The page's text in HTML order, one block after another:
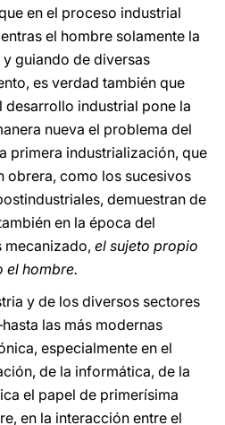
en el proceso industrial
el hombre solamente la
guiando de diversas
es verdad también que
desarrollo industrial pone la
nueva el problema del
primera industrialización, que
obrera, como los sucesivos
demuestran de
en la época del
mecanizado, el sujeto propio
el hombre.
y de los diversos sectores
las más modernas
especialmente en el
de la informática, de la
el papel de primerísima
en la interacción entre el